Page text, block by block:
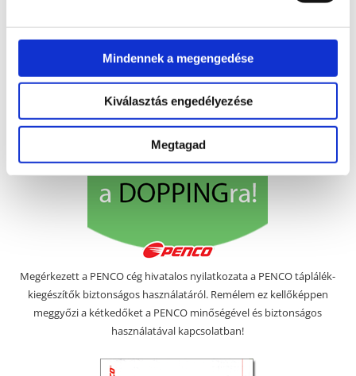
Mindennek a megengedése
Kiválasztás engedélyezése
Megtagad
Megérkezett a PENCO cég hivatalos nyilatkozata a PENCO táplálék-
kiegészítők biztonságos használatáról. Remélem ez kellőképpen
meggyőzi a kétkedőket a PENCO minőségével és biztonságos
használatával kapcsolatban!